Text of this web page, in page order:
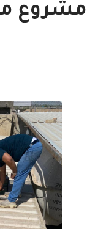
مشروع